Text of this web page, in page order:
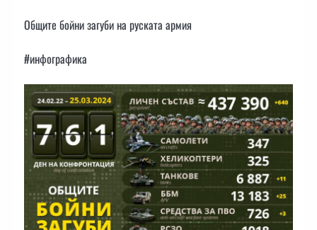
Общите бойни загуби на руската армия
#инфографика